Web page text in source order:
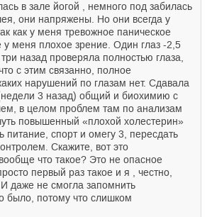
в зале йогой , немного под забилась
они напряжены. Но они всегда у
как у меня тревожное паническое
у меня плохое зрение. Один глаз -2,5
назад проверяла полностью глаза,
с этим связанно, полное
нарушений по глазам нет. Сдавала
3 назад) общий и биохимию с
в целом проблем там по анализам
повышенный «плохой холестерин»
питание, спорт и омегу 3, пересдать
Скажите, вот это
что такое? Это не опасное
первый раз такое и я , честно,
даже не смогла запомнить
было, потому что слишком